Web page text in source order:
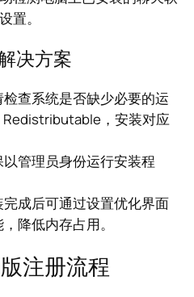
置。
决方案
检查系统是否缺少必要的运
Redistributable，安装对应
以管理员身份运行安装程
完成后可通过设置优化界面
降低内存占用。
注册流程